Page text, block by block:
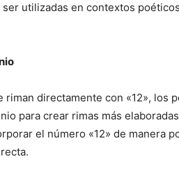
utilizadas en contextos
riman directamente con «12», los
para crear rimas más
el número «12» de manera